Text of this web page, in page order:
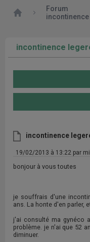
Accueil
Forum
incontinence
incontinence
incontinence
19/02/2013 à 13:22 par
bonjour à vous toutes
je souffrais d'une
ans. La honte d'en parler,
j'ai consulté ma gynéco
problème. je n'ai que 52
diminuer.